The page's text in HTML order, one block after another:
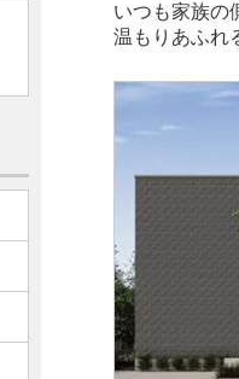
いつも家族の
温もりあふれ